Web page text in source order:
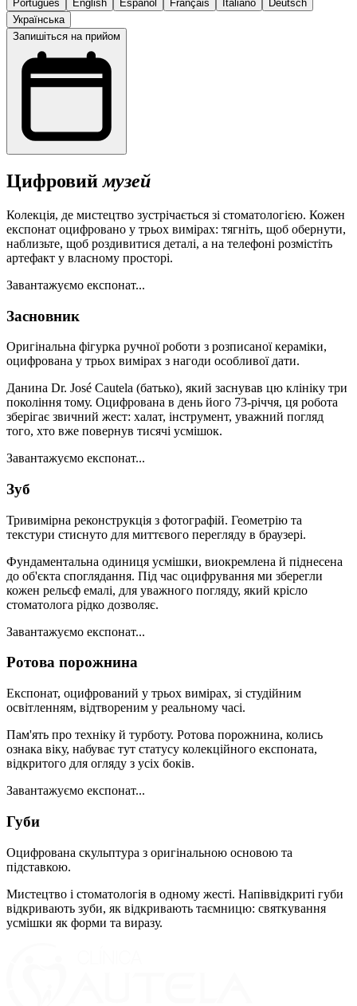
Português English Español Français Italiano
Deutsch
Українська
Запишіться на прийом
Цифровиймузей
Колекція, де мистецтво зустрічається зі стоматологією. Кожен
експонат оцифровано у трьох вимірах: тягніть, щоб обернути,
наблизьте, щоб роздивитися деталі, а на телефоні розмістіть
артефакт у власному просторі.
Завантажуємо експонат...
Засновник
Оригінальна фігурка ручної роботи з розписаної кераміки,
оцифрована у трьох вимірах з нагоди особливої дати.
Данина Dr. José Cautela (батько), який заснував цю клініку три
покоління тому. Оцифрована в день його 73-річчя, ця робота
зберігає звичний жест: халат, інструмент, уважний погляд
того, хто вже повернув тисячі усмішок.
Завантажуємо експонат...
Зуб
Тривимірна реконструкція з фотографій. Геометрію та
текстури стиснуто для миттєвого перегляду в браузері.
Фундаментальна одиниця усмішки, виокремлена й піднесена
до об'єкта споглядання. Під час оцифрування ми зберегли
кожен рельєф емалі, для уважного погляду, який крісло
стоматолога рідко дозволяє.
Завантажуємо експонат...
Ротова порожнина
Експонат, оцифрований у трьох вимірах, зі студійним
освітленням, відтвореним у реальному часі.
Пам'ять про техніку й турботу. Ротова порожнина, колись
ознака віку, набуває тут статусу колекційного експоната,
відкритого для огляду з усіх боків.
Завантажуємо експонат...
Губи
Оцифрована скульптура з оригінальною основою та
підставкою.
Мистецтво і стоматологія в одному жесті. Напіввідкриті губи
відкривають зуби, як відкривають таємницю: святкування
усмішки як форми та виразу.